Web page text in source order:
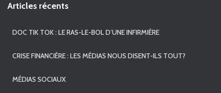
Articles récents
DOC TIK TOK : LE RAS-LE-BOL D’UNE INFIRMIÈRE
CRISE FINANCIÈRE : LES MÉDIAS NOUS DISENT-ILS TOUT?
MÉDIAS SOCIAUX